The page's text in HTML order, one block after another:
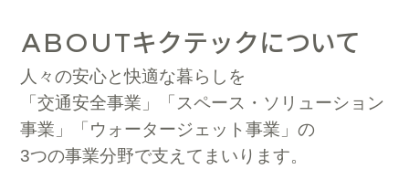
ABOUTキクテックについて
人々の安心と快適な暮らしを
「交通安全事業」「スペース・ソリューション
事業」「ウォータージェット事業」の
3つの事業分野で支えてまいります。